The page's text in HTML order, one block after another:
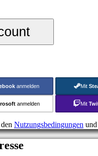
anmelden Mit
anmelden Mit
Nutzungsbedingungen